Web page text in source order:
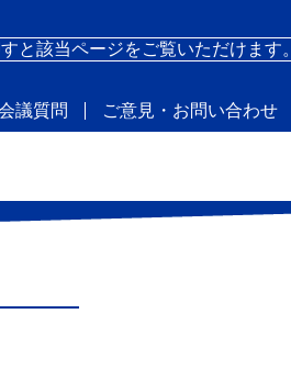
と該当ページをご覧いただけます。
議質問 ご意見・お問い合わせ